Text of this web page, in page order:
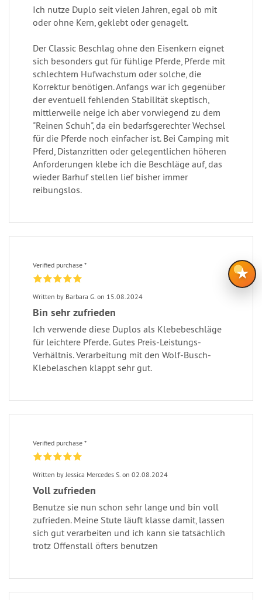
Ich nutze Duplo seit vielen Jahren, egal ob mit
oder ohne Kern, geklebt oder genagelt.
Der Classic Beschlag ohne den Eisenkern eignet
sich besonders gut für fühlige Pferde, Pferde mit
schlechtem Hufwachstum oder solche, die
Korrektur benötigen. Anfangs war ich gegenüber
der eventuell fehlenden Stabilität skeptisch,
mittlerweile neige ich aber vorwiegend zu dem
"Reinen Schuh", da ein bedarfsgerechter Wechsel
für die Pferde noch einfacher ist. Bei Camping mit
Pferd, Distanzritten oder gelegentlichen höheren
Anforderungen klebe ich die Beschläge auf, das
wieder Barhuf stellen lief bisher immer
reibungslos.
Verified purchase *
Written by Barbara G. on 15.08.2024
Bin sehr zufrieden
Ich verwende diese Duplos als Klebebeschläge
für leichtere Pferde. Gutes Preis-Leistungs-
Verhältnis. Verarbeitung mit den Wolf-Busch-
Klebelaschen klappt sehr gut.
Verified purchase *
Written by Jessica Mercedes S. on 02.08.2024
Voll zufrieden
Benutze sie nun schon sehr lange und bin voll
zufrieden. Meine Stute läuft klasse damit, lassen
sich gut verarbeiten und ich kann sie tatsächlich
trotz Offenstall öfters benutzen
★